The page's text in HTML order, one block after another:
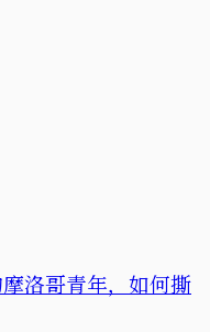
洛哥青年，如何撕